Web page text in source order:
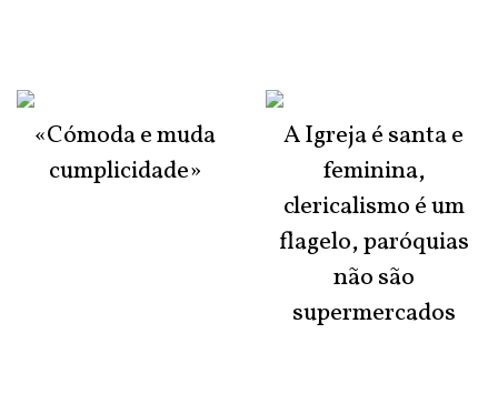
«Cómoda e muda
cumplicidade»
A Igreja é santa e
feminina,
clericalismo é um
flagelo, paróquias
não são
supermercados